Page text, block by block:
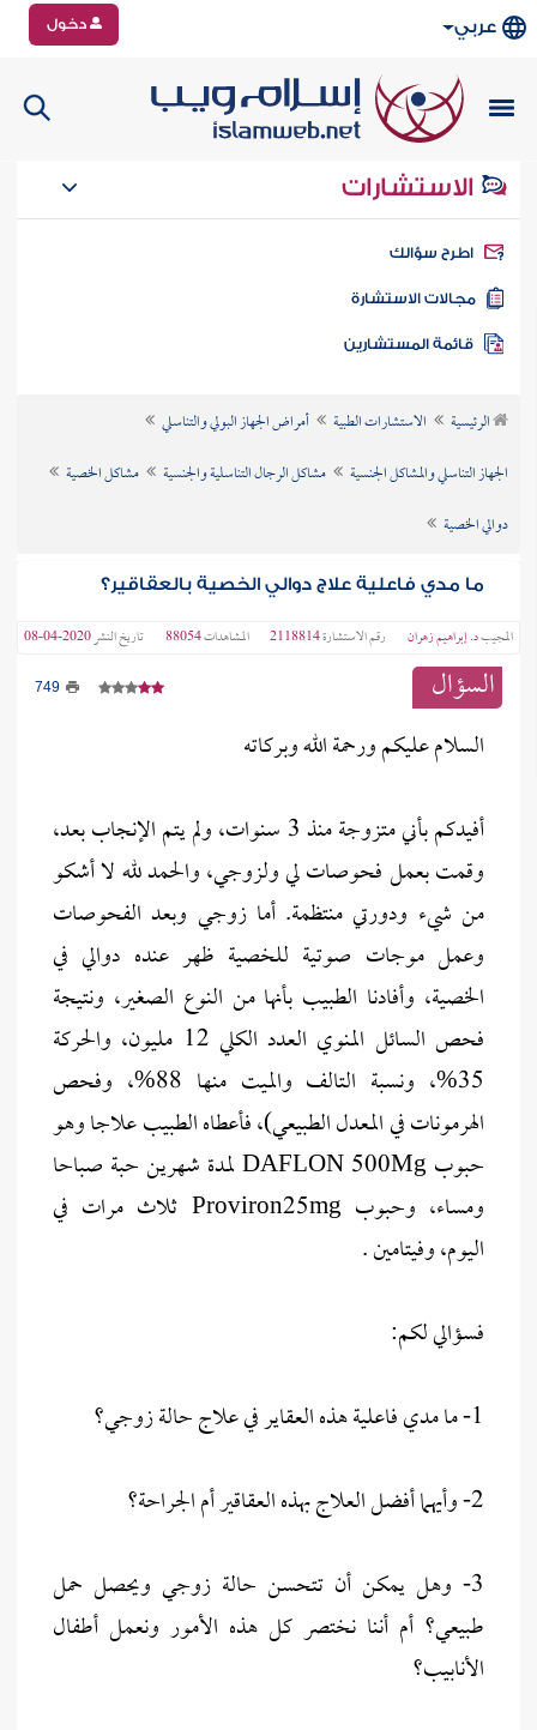
عربي دخول
الاستشارات
سؤالك
الاستشارة
الرئيسية الاستشارات الطبية
أمراض الجهاز البولي والتناسلي
الجهاز التناسلي والمشاكل الجنسية
مشاكل الرجال التناسلية والجنسية
مشاكل الخصية
دوالي الخصية
ما مدي فاعلية علاج دوالي الخصية بالعقاقير؟
المجيبد. إبراهيم زهران رقم الاستشارة2118814 المشاهدات88054 تاريخ النشر2020-04-08
السؤال 749
السلام عليكم ورحمة الله وبركاته
أفيدكم بأني متزوجة منذ 3 سنوات، ولم يتم الإنجاب بعد،
وقمت بعمل فحوصات لي ولزوجي، والحمد لله لا أشكو
من شيء ودورتي منتظمة. أما زوجي وبعد الفحوصات
وعمل موجات صوتية للخصية ظهر عنده دوالي في
الخصية، وأفادنا الطبيب بأنها من النوع الصغير، ونتيجة
فحص السائل المنوي العدد الكلي 12 مليون، والحركة
35%، ونسبة التالف والميت منها 88%، وفحص
الهرمونات في المعدل الطبيعي)، فأعطاه الطبيب علاجا وهو
حبوب DAFLON 500Mg لمدة شهرين حبة صباحا
ومساء، وحبوب Proviron25mg ثلاث مرات في
اليوم، وفيتامين .
فسؤالي لكم:
1- ما مدي فاعلية هذه العقاير في علاج حالة زوجي؟
2- وأيهما أفضل العلاج بهذه العقاقير أم الجراحة؟
3- وهل يمكن أن تتحسن حالة زوجي ويحصل حمل
طبيعي؟ أم أننا نختصر كل هذه الأمور ونعمل أطفال
الأنابيب؟